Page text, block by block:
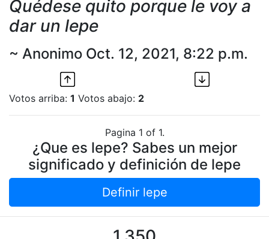
Quédese quito porque le voy a
dar un lepe
~ Anonimo Oct. 12, 2021, 8:22 p.m.
Votos arriba: 1 Votos abajo: 2
Pagina 1 of 1.
¿Que es lepe? Sabes un mejor
significado y definición de lepe
Definir lepe